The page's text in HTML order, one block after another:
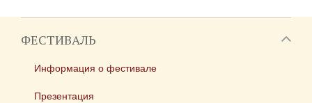
ФЕСТИВАЛЬ
Информация о фестивале
Презентация